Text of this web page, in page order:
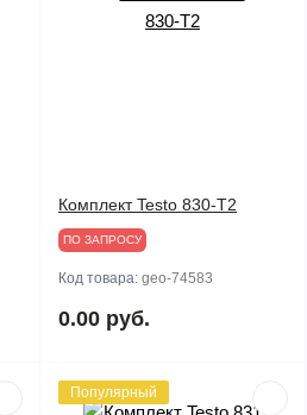
Комплект Testo 830-T2
ПО ЗАПРОСУ
Код товара: geo-74583
0.00 руб.
Популярный